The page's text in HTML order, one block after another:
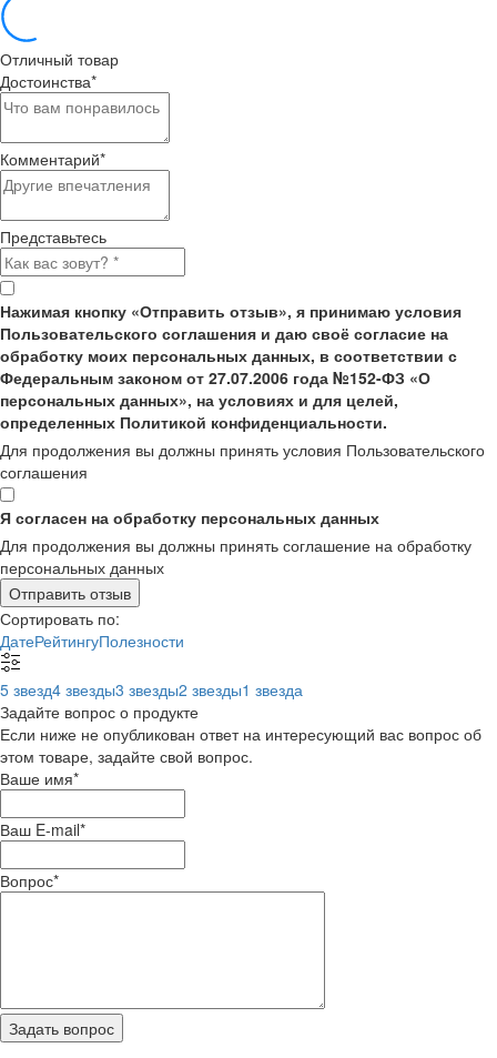
Отличный товар
Достоинства*
Комментарий*
Представьтесь
Нажимая кнопку «Отправить отзыв», я принимаю условия
Пользовательского соглашения и даю своё согласие на
обработку моих персональных данных, в соответствии с
Федеральным законом от 27.07.2006 года №152-ФЗ «О
персональных данных», на условиях и для целей,
определенных Политикой конфиденциальности.
Для продолжения вы должны принять условия Пользовательского
соглашения
Я согласен на обработку персональных данных
Для продолжения вы должны принять соглашение на обработку
персональных данных
Отправить отзыв
Сортировать по:
ДатеРейтингуПолезности
5 звезд4 звезды3 звезды2 звезды1 звезда
Задайте вопрос о продукте
Если ниже не опубликован ответ на интересующий вас вопрос об
этом товаре, задайте свой вопрос.
Ваше имя*
Ваш E-mail*
Вопрос*